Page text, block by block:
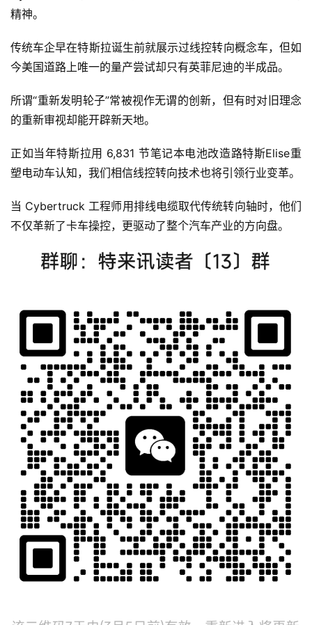
精神。
传统车企早在特斯拉诞生前就展示过线控转向概念车，但如
今美国道路上唯一的量产尝试却只有英菲尼迪的半成品。
所谓“重新发明轮子”常被视作无谓的创新，但有时对旧理念
的重新审视却能开辟新天地。
正如当年特斯拉用 6,831 节笔记本电池改造路特斯Elise重
塑电动车认知，我们相信线控转向技术也将引领行业变革。
当 Cybertruck 工程师用排线电缆取代传统转向轴时，他们
不仅革新了卡车操控，更驱动了整个汽车产业的方向盘。